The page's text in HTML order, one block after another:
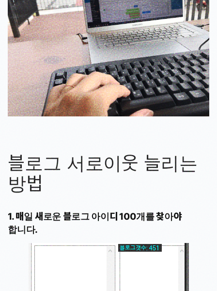
블로그 서로이웃 늘리는
방법
1. 매일 새로운 블로그 아이디 100개를 찾아야
합니다.